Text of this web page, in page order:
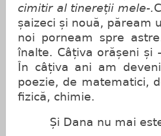
cimitir al tinereții mele-.
șaizeci și nouă, păream
noi porneam spre
înalte. Câțiva orășeni și
În câțiva ani am
poezie, de matematici,
fizică, chimie.
Și Dana nu mai